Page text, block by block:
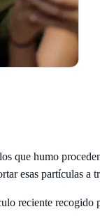
que humo
esas partículas a
reciente